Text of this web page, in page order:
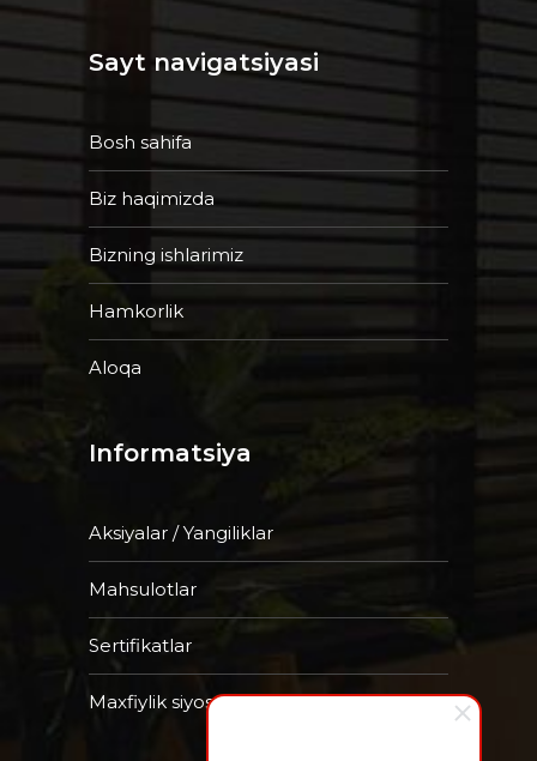
Sayt navigatsiyasi
Bosh sahifa
Biz haqimizda
Bizning ishlarimiz
Hamkorlik
Aloqa
Informatsiya
Aksiyalar / Yangiliklar
Mahsulotlar
Sertifikatlar
Maxfiylik siyosati